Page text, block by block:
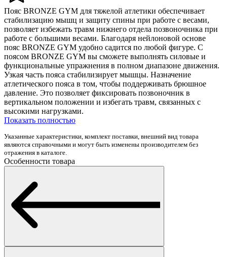
Пояс BRONZE GYM для тяжелой атлетики обеспечивает
стабилизацию мышц и защиту спины при работе с весами,
позволяет избежать травм нижнего отдела позвоночника при
работе с большими весами. Благодаря нейлоновой основе
пояс BRONZE GYM удобно садится по любой фигуре. С
поясом BRONZE GYM вы сможете выполнять силовые и
функциональные упражнения в полном диапазоне движения.
Узкая часть пояса стабилизирует мышцы. Назначение
атлетического пояса в том, чтобы поддерживать брюшное
давление. Это позволяет фиксировать позвоночник в
вертикальном положении и избегать травм, связанных с
высокими нагрузками.
Показать полностью
Указанные характеристики, комплект поставки, внешний вид товара
являются справочными и могут быть изменены производителем без
отражения в каталоге.
Особенности товара